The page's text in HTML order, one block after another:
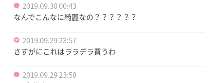
2019.09.30 00:43
なんでこんなに綺麗なの？？？？？？
2019.09.29 23:57
さすがにこれはララデラ買うわ
2019.09.29 23:58